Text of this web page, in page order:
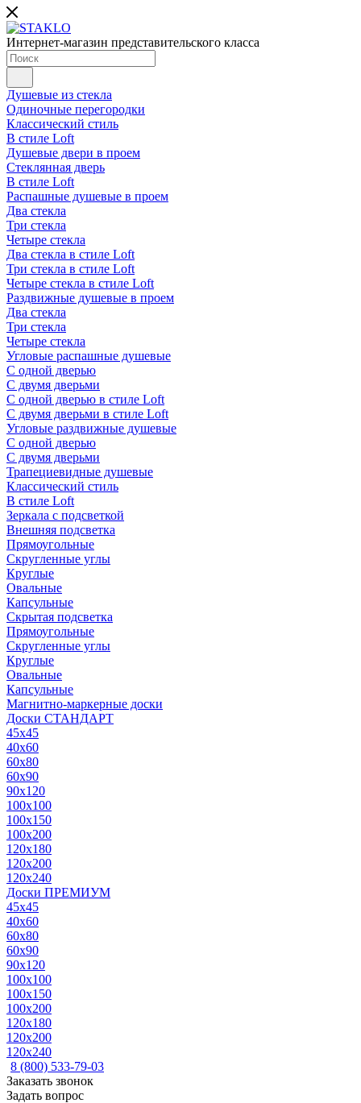
Интернет-магазин представительского класса
Душевые из стекла
Одиночные перегородки
Классический стиль
В стиле Loft
Душевые двери в проем
Стеклянная дверь
В стиле Loft
Распашные душевые в проем
Два стекла
Три стекла
Четыре стекла
Два стекла в стиле Loft
Три стекла в стиле Loft
Четыре стекла в стиле Loft
Раздвижные душевые в проем
Два стекла
Три стекла
Четыре стекла
Угловые распашные душевые
С одной дверью
С двумя дверьми
С одной дверью в стиле Loft
С двумя дверьми в стиле Loft
Угловые раздвижные душевые
С одной дверью
С двумя дверьми
Трапециевидные душевые
Классический стиль
В стиле Loft
Зеркала с подсветкой
Внешняя подсветка
Прямоугольные
Скругленные углы
Круглые
Овальные
Капсульные
Скрытая подсветка
Прямоугольные
Скругленные углы
Круглые
Овальные
Капсульные
Магнитно-маркерные доски
Доски СТАНДАРТ
45x45
40x60
60x80
60x90
90x120
100x100
100x150
100x200
120x180
120x200
120x240
Доски ПРЕМИУМ
45x45
40x60
60x80
60x90
90x120
100x100
100x150
100x200
120x180
120x200
120x240
8 (800) 533-79-03
Заказать звонок
Задать вопрос